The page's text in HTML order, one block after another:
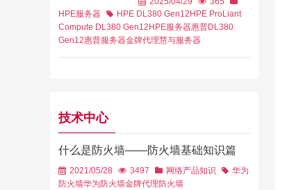
HPE服务器
HPE DL380 Gen12 HPE ProLiant
Compute DL380 Gen12 HPE服务器惠普DL380
Gen12惠普服务器金牌代理慧与服务器
技术中心
什么是防火墙——防火墙基础知识篇
2021/05/28 3497 网络产品知识
华为
防火墙华为防火墙金牌代理 防火墙